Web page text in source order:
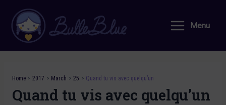
content
Menu
Home 2017 March 25 Quand tu vis avec quelqu’un
Quand tu vis avec quelqu’un